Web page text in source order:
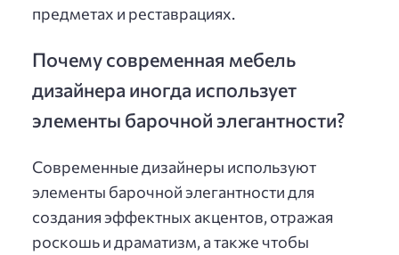
предметах и реставрациях.
Почему современная мебель
дизайнера иногда использует
элементы барочной элегантности?
Современные дизайнеры используют
элементы барочной элегантности для
создания эффектных акцентов, отражая
роскошь и драматизм, а также чтобы